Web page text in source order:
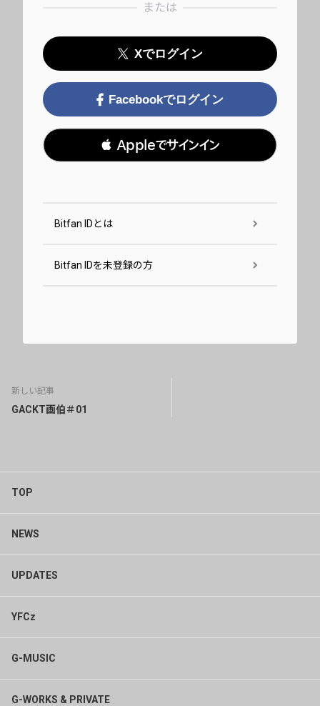
または
Xでログイン
Facebookでログイン
 Appleでサインイン
Bitfan IDとは
Bitfan IDを未登録の方
新しい記事
GACKT画伯＃01
TOP
NEWS
UPDATES
YFCz
G-MUSIC
G-WORKS & PRIVATE